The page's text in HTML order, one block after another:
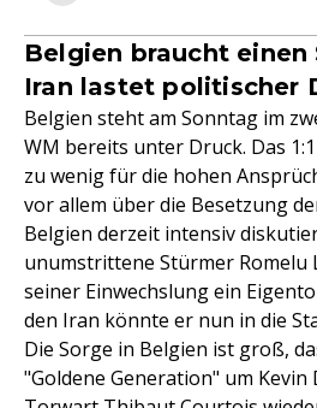
Belgien braucht einen
Iran lastet politischer
Belgien steht am Sonntag im
WM bereits unter Druck. Das
zu wenig für die hohen
vor allem über die Besetzung
Belgien derzeit intensiv
unumstrittene Stürmer Romelu
seiner Einwechslung ein
den Iran könnte er nun in die
Die Sorge in Belgien ist groß,
"Goldene Generation" um Kevin